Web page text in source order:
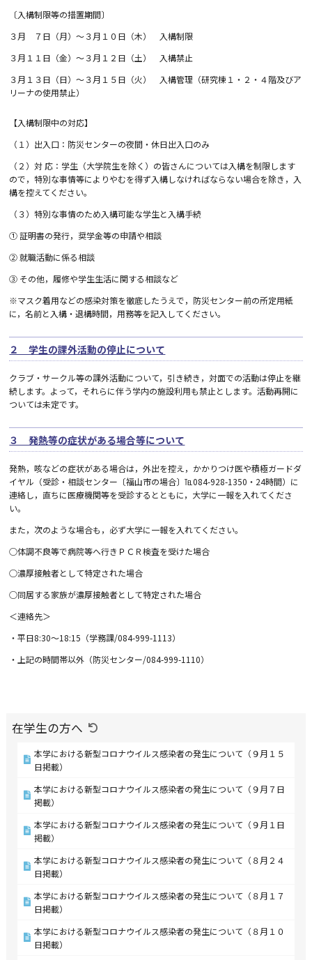
〔入構制限等の措置期間〕
３月 ７日（月）～３月１０日（木） 入構制限
３月１１日（金）～３月１２日（土） 入構禁止
３月１３日（日）～３月１５日（火） 入構管理（研究棟１・２・４階及びア
リーナの使用禁止）
【入構制限中の対応】
（１）出入口：防災センターの夜間・休日出入口のみ
（２）対 応：学生（大学院生を除く）の皆さんについては入構を制限します
ので，特別な事情等によりやむを得ず入構しなければならない場合を除き，入
構を控えてください。
（３）特別な事情のため入構可能な学生と入構手続
① 証明書の発行，奨学金等の申請や相談
② 就職活動に係る相談
➂ その他，履修や学生生活に関する相談など
※マスク着用などの感染対策を徹底したうえで，防災センター前の所定用紙
に，名前と入構・退構時間，用務等を記入してください。
２ 学生の課外活動の停止について
クラブ・サークル等の課外活動について，引き続き，対面での活動は停止を継
続します。よって，それらに伴う学内の施設利用も禁止とします。活動再開に
ついては未定です。
３ 発熱等の症状がある場合等について
発熱，咳などの症状がある場合は，外出を控え，かかりつけ医や積極ガードダ
イヤル（受診・相談センター〔福山市の場合〕℡084-928-1350 ・ 24時間）に
連絡し，直ちに医療機関等を受診するとともに，大学に一報を入れてくださ
い。
また，次のような場合も，必ず大学に一報を入れてください。
○体調不良等で病院等へ行きＰＣＲ検査を受けた場合
○濃厚接触者として特定された場合
○同居する家族が濃厚接触者として特定された場合
＜連絡先＞
・平日8:30～18:15 （学務課/084-999-1113）
・上記の時間帯以外（防災センター/084-999-1110）
在学生の方へ
本学における新型コロナウイルス感染者の発生について（９月１５
日掲載）
本学における新型コロナウイルス感染者の発生について（９月７日
掲載）
本学における新型コロナウイルス感染者の発生について（９月１日
掲載）
本学における新型コロナウイルス感染者の発生について（８月２４
日掲載）
本学における新型コロナウイルス感染者の発生について（８月１７
日掲載）
本学における新型コロナウイルス感染者の発生について（８月１０
日掲載）